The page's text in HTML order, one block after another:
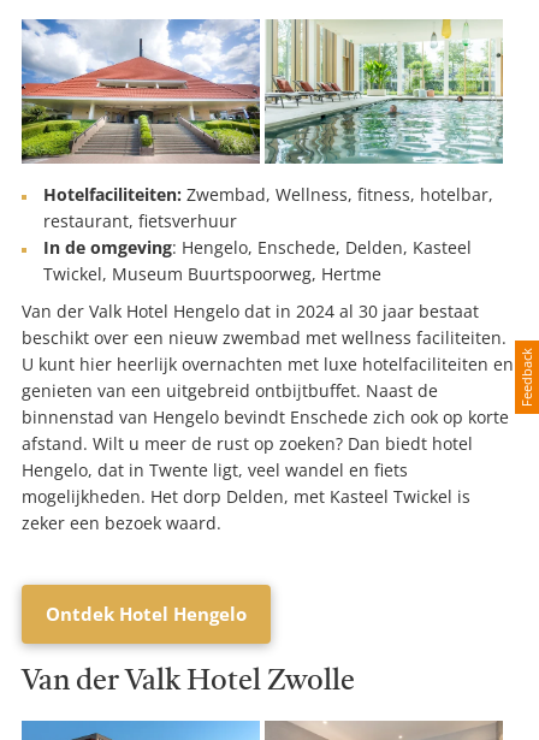
Hotelfaciliteiten: Zwembad, Wellness, fitness, hotelbar,
restaurant, fietsverhuur
In de omgeving: Hengelo, Enschede, Delden, Kasteel
Twickel, Museum Buurtspoorweg, Hertme
Van der Valk Hotel Hengelo dat in 2024 al 30 jaar bestaat
beschikt over een nieuw zwembad met wellness faciliteiten.
U kunt hier heerlijk overnachten met luxe hotelfaciliteiten en
genieten van een uitgebreid ontbijtbuffet. Naast de
binnenstad van Hengelo bevindt Enschede zich ook op korte
afstand. Wilt u meer de rust op zoeken? Dan biedt hotel
Hengelo, dat in Twente ligt, veel wandel en fiets
mogelijkheden. Het dorp Delden, met Kasteel Twickel is
zeker een bezoek waard.
Ontdek Hotel Hengelo
Van der Valk Hotel Zwolle
Feedback